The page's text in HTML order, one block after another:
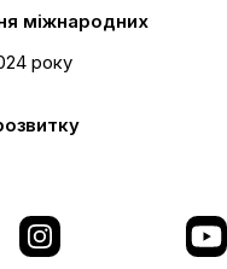
міжнародних
року